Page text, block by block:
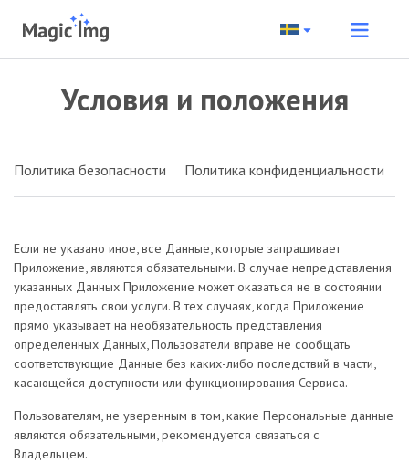
Условия и положения
Политика безопасности Политика конфиденциальности
Если не указано иное, все Данные, которые запрашивает
Приложение, являются обязательными. В случае непредставления
указанных Данных Приложение может оказаться не в состоянии
предоставлять свои услуги. В тех случаях, когда Приложение
прямо указывает на необязательность представления
определенных Данных, Пользователи вправе не сообщать
соответствующие Данные без каких-либо последствий в части,
касающейся доступности или функционирования Сервиса.
Пользователям, не уверенным в том, какие Персональные данные
являются обязательными, рекомендуется связаться с
Владельцем.